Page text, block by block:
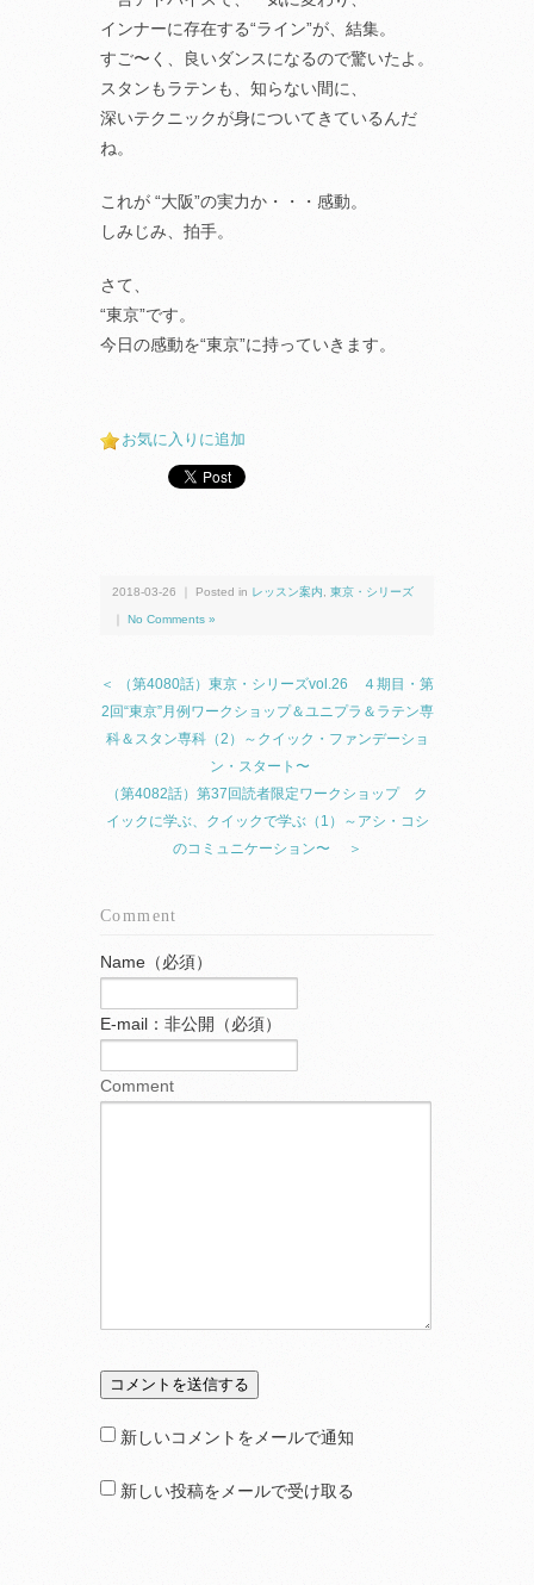
インナーに存在する“ライン”が、結集。
すご〜く、良いダンスになるので驚いたよ。
スタンもラテンも、知らない間に、
深いテクニックが身についてきているんだ
ね。
これが “大阪”の実力か・・・感動。
しみじみ、拍手。
さて、
“東京”です。
今日の感動を“東京”に持っていきます。
お気に入りに追加
2018-03-26 ｜ Posted in レッスン案内 東京・シリーズ
No Comments »
＜ （第4080話）東京・シリーズvol.26 ４期目・第
2回“東京”月例ワークショップ＆ユニプラ＆ラテン専
科＆スタン専科（2）～クイック・ファンデーショ
ン・スタート〜
（第4082話）第37回読者限定ワークショップ ク
イックに学ぶ、クイックで学ぶ（1）～アシ・コシ
のコミュニケーション〜 ＞
Comment
Name（必須）
E-mail：非公開（必須）
Comment
新しいコメントをメールで通知
新しい投稿をメールで受け取る